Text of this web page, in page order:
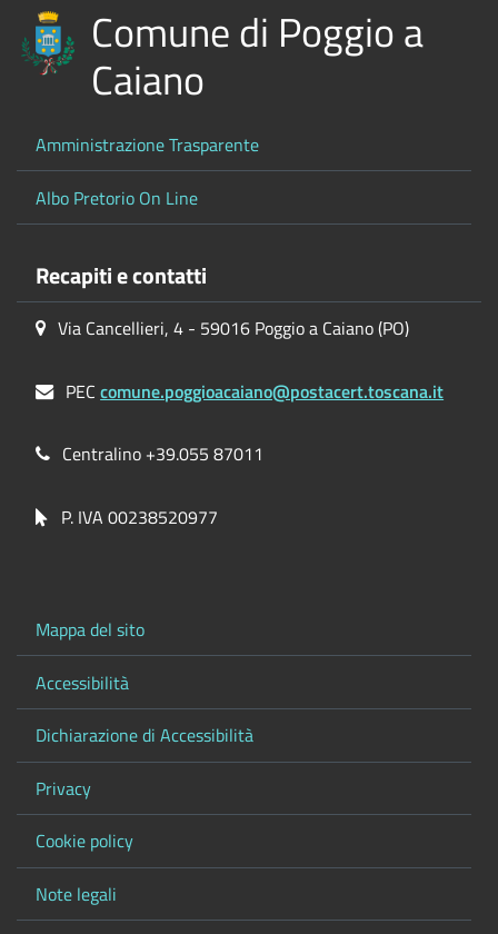
Comune di Poggio a
Caiano
Amministrazione Trasparente
Albo Pretorio On Line
Recapiti e contatti
Via Cancellieri, 4 - 59016 Poggio a Caiano (PO)
PECcomune.poggioacaiano@postacert.toscana.it
Centralino +39.055 87011
P. IVA 00238520977
Mappa del sito
Accessibilità
Dichiarazione di Accessibilità
Privacy
Cookie policy
Note legali